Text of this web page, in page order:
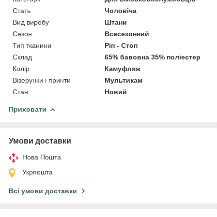
Стать
Чоловіча
Вид виробу
Штани
Сезон
Всесезонний
Тип тканини
Ріп - Стоп
Склад
65% бавовна 35% поліестер
Колір
Камуфляж
Візерунки і принти
Мультикам
Стан
Новий
Приховати
Умови доставки
Нова Пошта
Укрпошта
Всі умови доставки